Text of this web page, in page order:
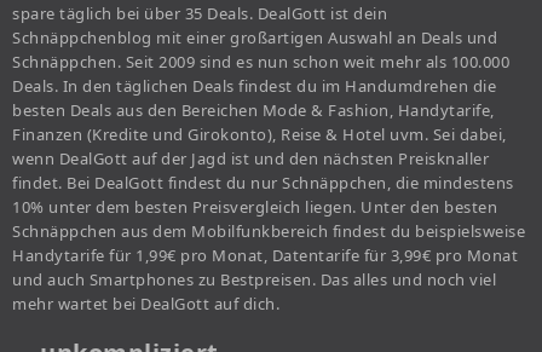
spare täglich bei über 35 Deals. DealGott ist dein
Schnäppchenblog mit einer großartigen Auswahl an Deals und
Schnäppchen. Seit 2009 sind es nun schon weit mehr als 100.000
Deals. In den täglichen Deals findest du im Handumdrehen die
besten Deals aus den Bereichen Mode & Fashion, Handytarife,
Finanzen (Kredite und Girokonto), Reise & Hotel uvm. Sei dabei,
wenn DealGott auf der Jagd ist und den nächsten Preisknaller
findet. Bei DealGott findest du nur Schnäppchen, die mindestens
10% unter dem besten Preisvergleich liegen. Unter den besten
Schnäppchen aus dem Mobilfunkbereich findest du beispielsweise
Handytarife für 1,99€ pro Monat, Datentarife für 3,99€ pro Monat
und auch Smartphones zu Bestpreisen. Das alles und noch viel
mehr wartet bei DealGott auf dich.